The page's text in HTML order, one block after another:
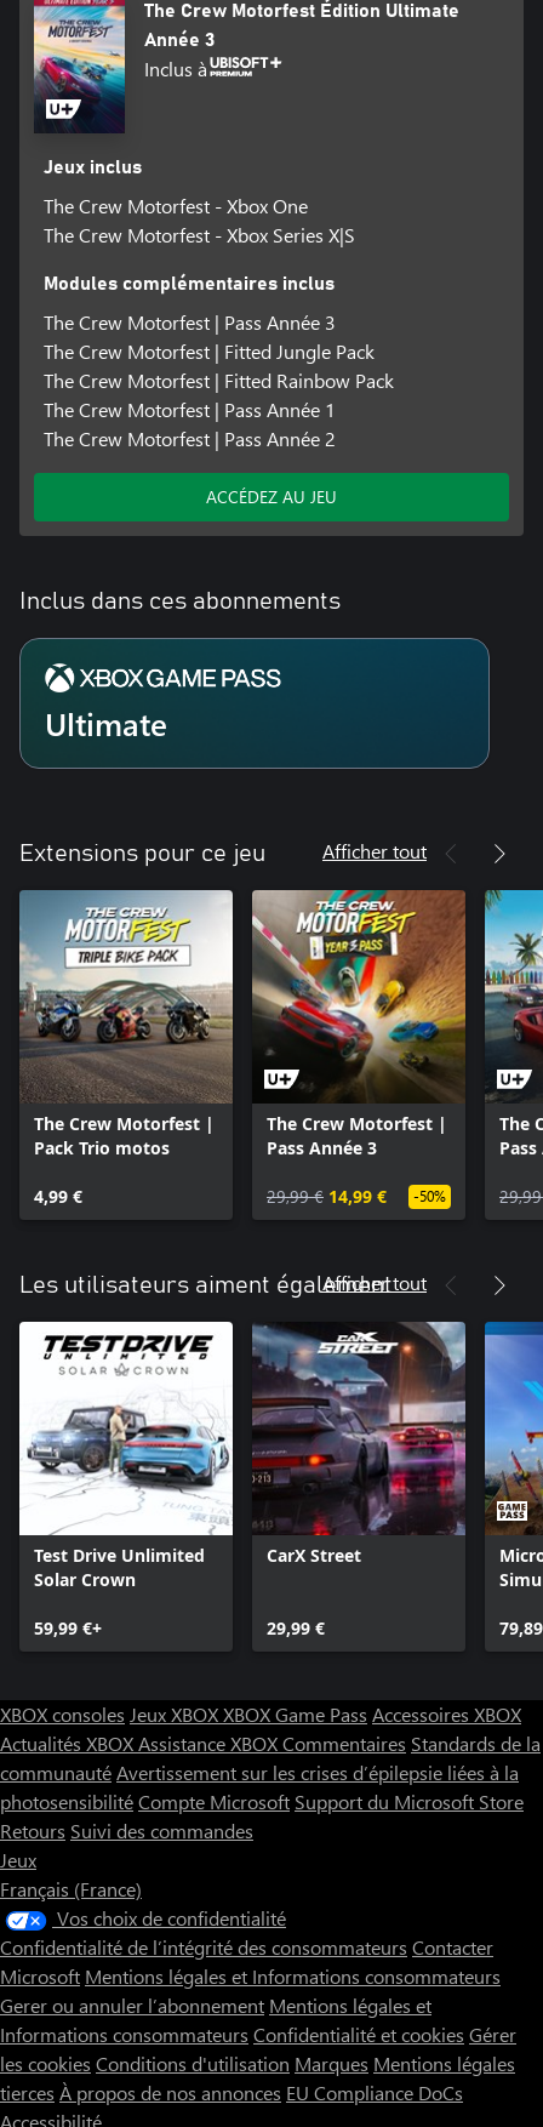
The Crew Motorfest Édition Ultimate
Année 3
Inclus à
Jeux inclus
The Crew Motorfest - Xbox One
The Crew Motorfest - Xbox Series X|S
Modules complémentaires inclus
The Crew Motorfest | Pass Année 3
The Crew Motorfest | Fitted Jungle Pack
The Crew Motorfest | Fitted Rainbow Pack
The Crew Motorfest | Pass Année 1
The Crew Motorfest | Pass Année 2
ACCÉDEZ AU JEU
Inclus dans ces abonnements
Ultimate
Extensions pour ce jeu Afficher tout
The Crew Motorfest |
Pack Trio motos
4,99 €
The Crew Motorfest |
Pass Année 3
29,99 € 14,99 € -50%
The
Les utilisateurs aiment également
Afficher tout
Test Drive Unlimited
Solar Crown
59,99 €+
CarX Street
29,99 €
XBOX consoles Jeux XBOXXBOX Game Pass Accessoires XBOX
Actualités XBOXAssistance XBOXCommentaires Standards de la
communautéAvertissement sur les crises d’épilepsie liées à la
photosensibilitéCompte Microsoft Support du Microsoft Store
Retours Suivi des commandes
Jeux
Français (France)
Vos choix de confidentialité
Confidentialité de l’intégrité des consommateurs Contacter
Microsoft Mentions légales et Informations consommateurs
Gerer ou annuler l’abonnement Mentions légales et
Informations consommateurs Confidentialité et cookies Gérer
les cookies Conditions d'utilisation Marques Mentions légales
tierces À propos de nos annonces EU Compliance DoCs
Accessibilité